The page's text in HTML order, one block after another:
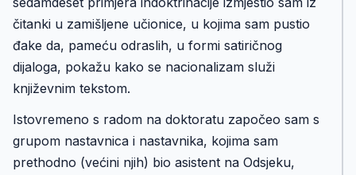
čitanki u zamišljene učionice, u kojima sam pustio
đake da, pameću odraslih, u formi satiričnog
dijaloga, pokažu kako se nacionalizam služi
književnim tekstom.
Istovremeno s radom na doktoratu započeo sam s
grupom nastavnica i nastavnika, kojima sam
prethodno (većini njih) bio asistent na Odsjeku,